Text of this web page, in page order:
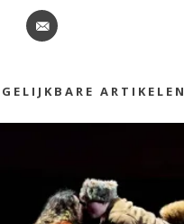
ARTIKELEN